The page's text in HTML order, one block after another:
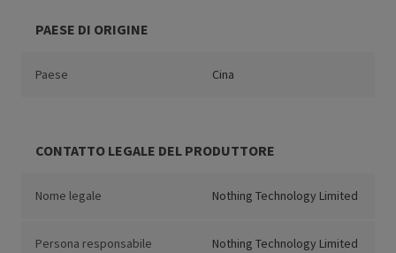
PAESE DI ORIGINE
Paese Cina
CONTATTO LEGALE DEL PRODUTTORE
Nome legale Nothing Technology Limited
Persona responsabile Nothing Technology Limited